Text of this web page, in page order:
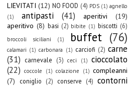
LIEVITATI (12) NO FOOD (4) PDS (1) agnello
(1)
antipasti (41) aperitivi
(19)
aperitivo (8) basi (2) bibite (1) biscotti (6)
broccoli siciliani (1) buffet (76)
calamari (1) carbonara (1) carciofi (2) carne
(31)
carnevale (3) ceci (1) cioccolato
(22)
coccole (1) colazione (1) compleanni
(7)
coniglio (2) conserve (4) contorni